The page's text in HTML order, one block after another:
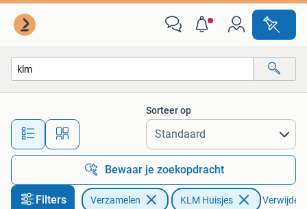
Alle afstanden…
Sorteer op
Bewaar je zoekopdracht
Filters Verzamelen KLM Huisjes Verwijder